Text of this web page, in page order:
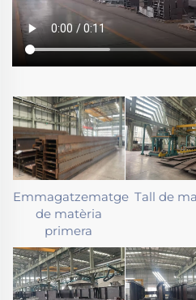
Emmagatzematge
de matèria
primera
Tall de